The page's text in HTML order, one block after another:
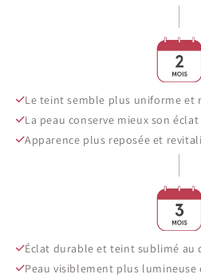
Le teint semble plus uniforme et
La peau conserve mieux son
Apparence plus reposée et
Éclat durable et teint sublimé au
Peau visiblement plus